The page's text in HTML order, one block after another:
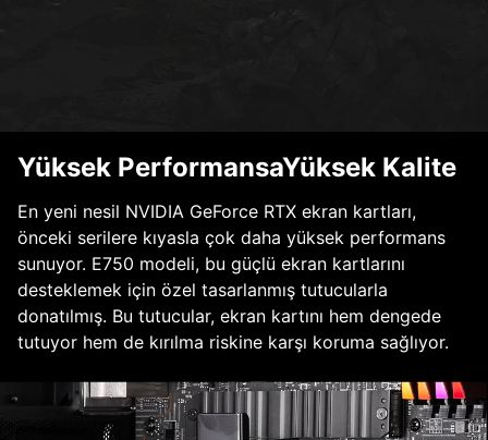
Yüksek PerformansaYüksek Kalite
En yeni nesil NVIDIA GeForce RTX ekran kartları,
önceki serilere kıyasla çok daha yüksek performans
sunuyor. E750 modeli, bu güçlü ekran kartlarını
desteklemek için özel tasarlanmış tutucularla
donatılmış. Bu tutucular, ekran kartını hem dengede
tutuyor hem de kırılma riskine karşı koruma sağlıyor.